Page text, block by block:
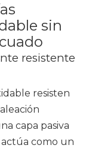
sin
resistente
resisten
capa pasiva
actúa como un